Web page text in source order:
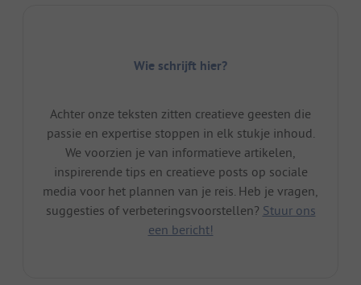
Wie schrijft hier?
Achter onze teksten zitten creatieve geesten die
passie en expertise stoppen in elk stukje inhoud.
We voorzien je van informatieve artikelen,
inspirerende tips en creatieve posts op sociale
media voor het plannen van je reis. Heb je vragen,
suggesties of verbeteringsvoorstellen? Stuur ons
een bericht!